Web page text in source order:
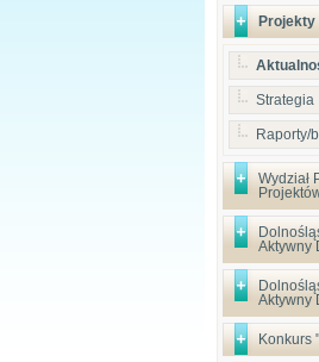
Projekty
Strategia
Raporty/
Wydział
Aktywny
Aktywny
Konkurs